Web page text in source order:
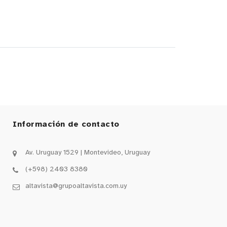
Información de contacto
Av. Uruguay 1529 | Montevideo, Uruguay
(+598) 2403 8380
altavista@grupoaltavista.com.uy